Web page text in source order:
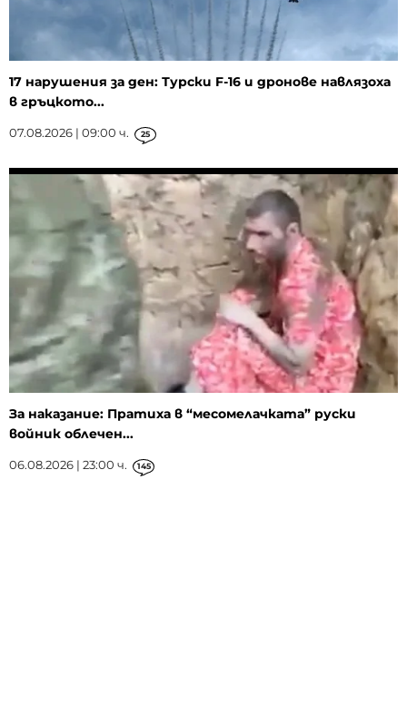
17 нарушения за ден: Турски F-16 и дронове навлязоха
в гръцкото...
07.08.2026 | 09:00 ч. 25
За наказание: Пратиха в “месомелачката” руски
войник облечен...
06.08.2026 | 23:00 ч. 145